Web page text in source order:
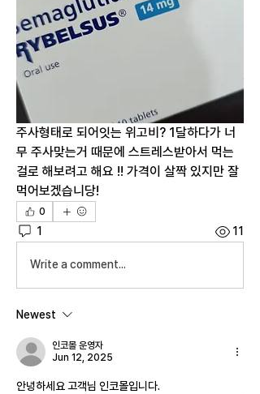
주사형태로 되어잇는 위고비? 1달하다가 너
무 주사맞는거 때문에 스트레스받아서 먹는
걸로 해보려고 해요 !! 가격이 살짝 있지만 잘
먹어보겠습니당!
0
1 11
Write a comment...
Newest
인코몰 운영자
Jun 12, 2025
안녕하세요 고객님 인코몰입니다.